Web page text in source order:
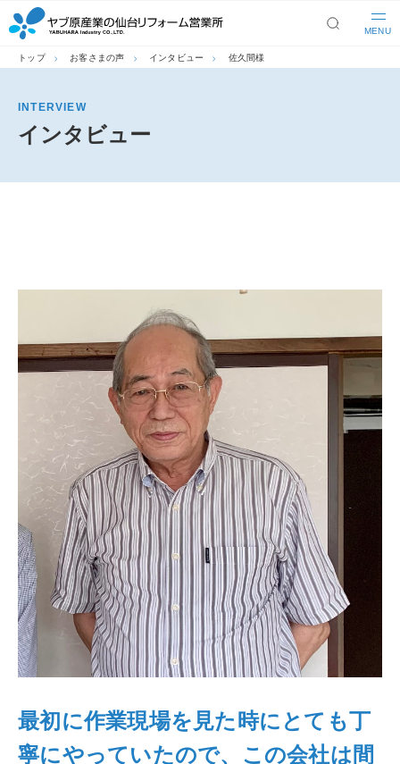
MENU
トップ お客さまの声 インタビュー 佐久間様
INTERVIEW
インタビュー
最初に作業現場を見た時にとても丁
寧にやっていたので、この会社は間